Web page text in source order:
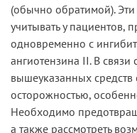
(обычно обратимой). Эти
учитывать у
одновременно с
ангиотензина II. В
вышеуказанных средств
осторожностью,
Необходимо
а также рассмотреть